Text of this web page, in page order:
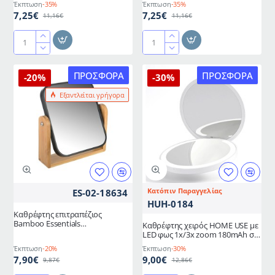
Έκπτωση-35%
7,25€ 11,16€
Απλίκα
χρωμέ
με
κρύσταλλο
κατάλληλη
διαστάσεων
17x9,2cm
Έκπτωση-35%
7,25€ 11,16€
Απλίκα
χρωμέ
με
κρύσταλλο
μπάνιου
διαστάσεων
15,5x6,7cm
ΠΡΟΣΦΟΡΆ
Εξαντλείται γρήγορα
-20%
ES-02-18634
Καθρέφτης επιτραπέζιος
Bamboo Essentials
Έκπτωση-20%
7,90€ 9,87€
ΠΡΟΣΦΟΡΆ
-30%
Κατόπιν Παραγγελίας
HUH-0184
Καθρέφτης χειρός HOME USE με
LED φως 1x/3x zoom 180mAh σε
χρώμα λευκό
Έκπτωση-30%
9,00€ 12,86€